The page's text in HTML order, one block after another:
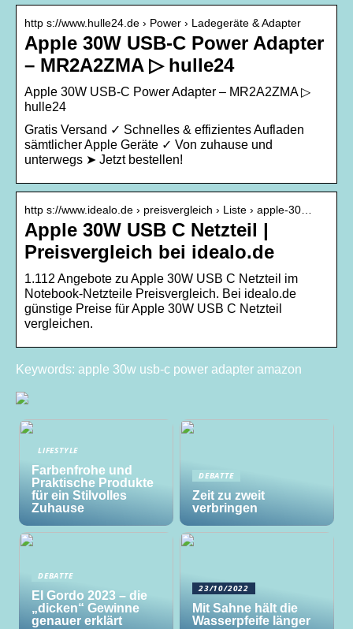
http s://www.hulle24.de › Power › Ladegeräte & Adapter
Apple 30W USB‑C Power Adapter
– MR2A2ZMA ▷ hulle24
Apple 30W USB‑C Power Adapter – MR2A2ZMA ▷
hulle24
Gratis Versand ✓ Schnelles & effizientes Aufladen
sämtlicher Apple Geräte ✓ Von zuhause und
unterwegs ➤ Jetzt bestellen!
http s://www.idealo.de › preisvergleich › Liste › apple-30…
Apple 30W USB C Netzteil |
Preisvergleich bei idealo.de
1.112 Angebote zu Apple 30W USB C Netzteil im
Notebook-Netzteile Preisvergleich. Bei idealo.de
günstige Preise für Apple 30W USB C Netzteil
vergleichen.
Keywords: apple 30w usb-c power adapter amazon
LIFESTYLE
Farbenfrohe und
Praktische Produkte
für ein Stilvolles
Zuhause
DEBATTE
Zeit zu zweit
verbringen
DEBATTE
El Gordo 2023 – die
„dicken“ Gewinne
genauer erklärt
23/10/2022
Mit Sahne hält die
Wasserpfeife länger